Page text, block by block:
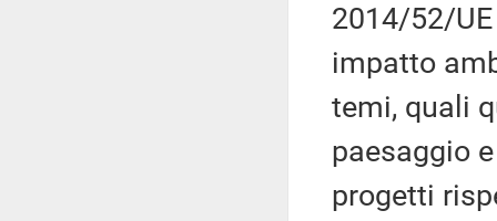
2014/52/
impatto
temi, quali
paesaggio
progetti